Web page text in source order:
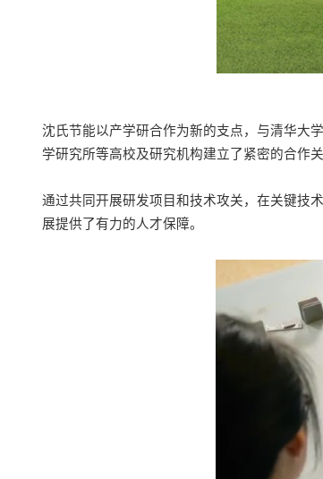
沈氏节能以产学研合作为新的支点，与清华大学
学研究所等高校及研究机构建立了紧密的合作关
通过共同开展研发项目和技术攻关，在关键技
展提供了有力的人才保障。